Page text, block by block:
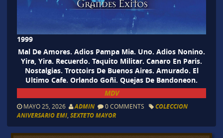
1999
Mal De Amores. Adios Pampa Mia. Uno. Adios Nonino.
Yira, Yira. Recuerdo. Taquito Militar. Canaro En Paris.
Nostalgias. Trottoirs De Buenos Aires. Amurado. El
Ultimo Cafe. Orlando Goñi. Quejas De Bandoneon.
MDV
MAYO 25, 2026 ADMIN 0 COMMENTS
COLECCION
ANIVERSARIO EMI, SEXTETO MAYOR